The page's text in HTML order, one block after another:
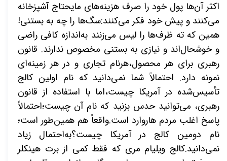
اکثر آن‌ها پول خود را صرف هزینه‌های مایحتاج آشپزخانه
می‌کنند و پیش خود فکر می‌کنند:سگ‌ها را چه به بستنی!
همین که ته ظرف‌ها را لیس می‌زنند به‌اندازه کافی راضی
و خوشحال‌اند و نیازی به بستنی مخصوص ندارند. قانون
رهبری برای هر محصول،هرنام تجاری و در هر زمینه‌ای
نمونه دارد. احتمالاً شما نمی‌دانید که نام اولین کالج
تأسیس‌شده در آمریکا چیست،اما با استفاده از قانون
رهبری، می‌توانید حدس بزنید که نام آن چیست؛احتمالاً
پاسخ اغلب مردم هاروارد است.واقعاً هم همین‌طور است؛
نام دومین کالج در آمریکا چیست؟به‌احتمال زیاد
نمی‌دانید.کالج ویلیام مری که فقط کمی از برت هینکلر